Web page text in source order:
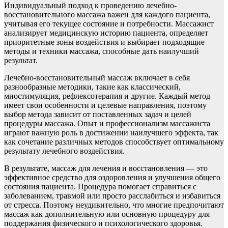
Индивидуальный подход к проведению лечебно-
восстановительного массажа важен для каждого пациента,
учитывая его текущее состояние и потребности. Массажист
анализирует медицинскую историю пациента, определяет
приоритетные зоны воздействия и выбирает подходящие
методы и техники массажа, способные дать наилучший
результат.
Лечебно-восстановительный массаж включает в себя
разнообразные методики, такие как классический,
миостимуляция, рефлексотерапия и другие. Каждый метод
имеет свои особенности и целевые направления, поэтому
выбор метода зависит от поставленных задач и целей
процедуры массажа. Опыт и профессионализм массажиста
играют важную роль в достижении наилучшего эффекта, так
как сочетание различных методов способствует оптимальному
результату лечебного воздействия.
В результате, массаж для лечения и восстановления — это
эффективное средство для оздоровления и улучшения общего
состояния пациента. Процедура помогает справиться с
заболеванием, травмой или просто расслабиться и избавиться
от стресса. Поэтому неудивительно, что многие предпочитают
массаж как дополнительную или основную процедуру для
поддержания физического и психологического здоровья.